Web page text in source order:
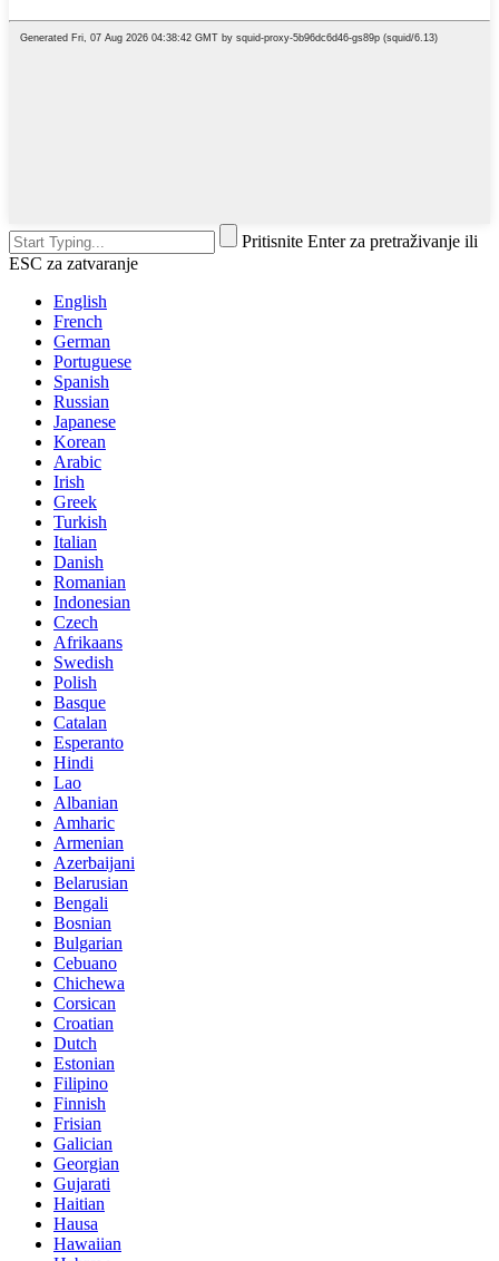
Pritisnite Enter za pretraživanje ili
ESC za zatvaranje
English
French
German
Portuguese
Spanish
Russian
Japanese
Korean
Arabic
Irish
Greek
Turkish
Italian
Danish
Romanian
Indonesian
Czech
Afrikaans
Swedish
Polish
Basque
Catalan
Esperanto
Hindi
Lao
Albanian
Amharic
Armenian
Azerbaijani
Belarusian
Bengali
Bosnian
Bulgarian
Cebuano
Chichewa
Corsican
Croatian
Dutch
Estonian
Filipino
Finnish
Frisian
Galician
Georgian
Gujarati
Haitian
Hausa
Hawaiian